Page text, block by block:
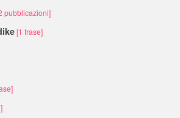
pubblicazioni]
[1 frase]